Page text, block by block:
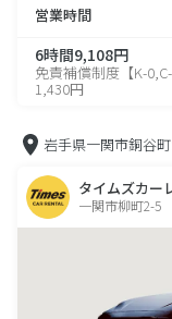
営業時間
6時間9,108円
免責補償制度【K-0,C-
1,430円
岩手県一関市銅谷
タイムズカー
一関市柳町2-5